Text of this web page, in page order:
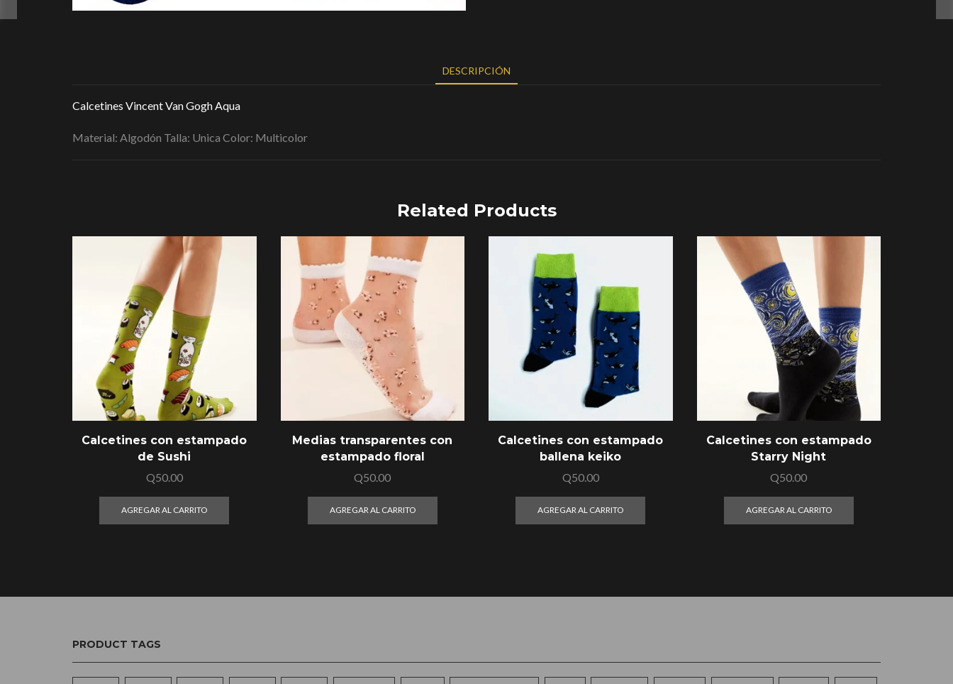
DESCRIPCIÓN
Calcetines Vincent Van Gogh Aqua
Material: Algodón Talla: Unica Color: Multicolor
Related Products
Calcetines con estampado
de Sushi
Q50.00
AGREGAR AL CARRITO
Medias transparentes con
estampado floral
Q50.00
AGREGAR AL CARRITO
Calcetines con estampado
ballena keiko
Q50.00
AGREGAR AL CARRITO
Calcetines con estampado
Starry Night
Q50.00
AGREGAR AL CARRITO
PRODUCT TAGS